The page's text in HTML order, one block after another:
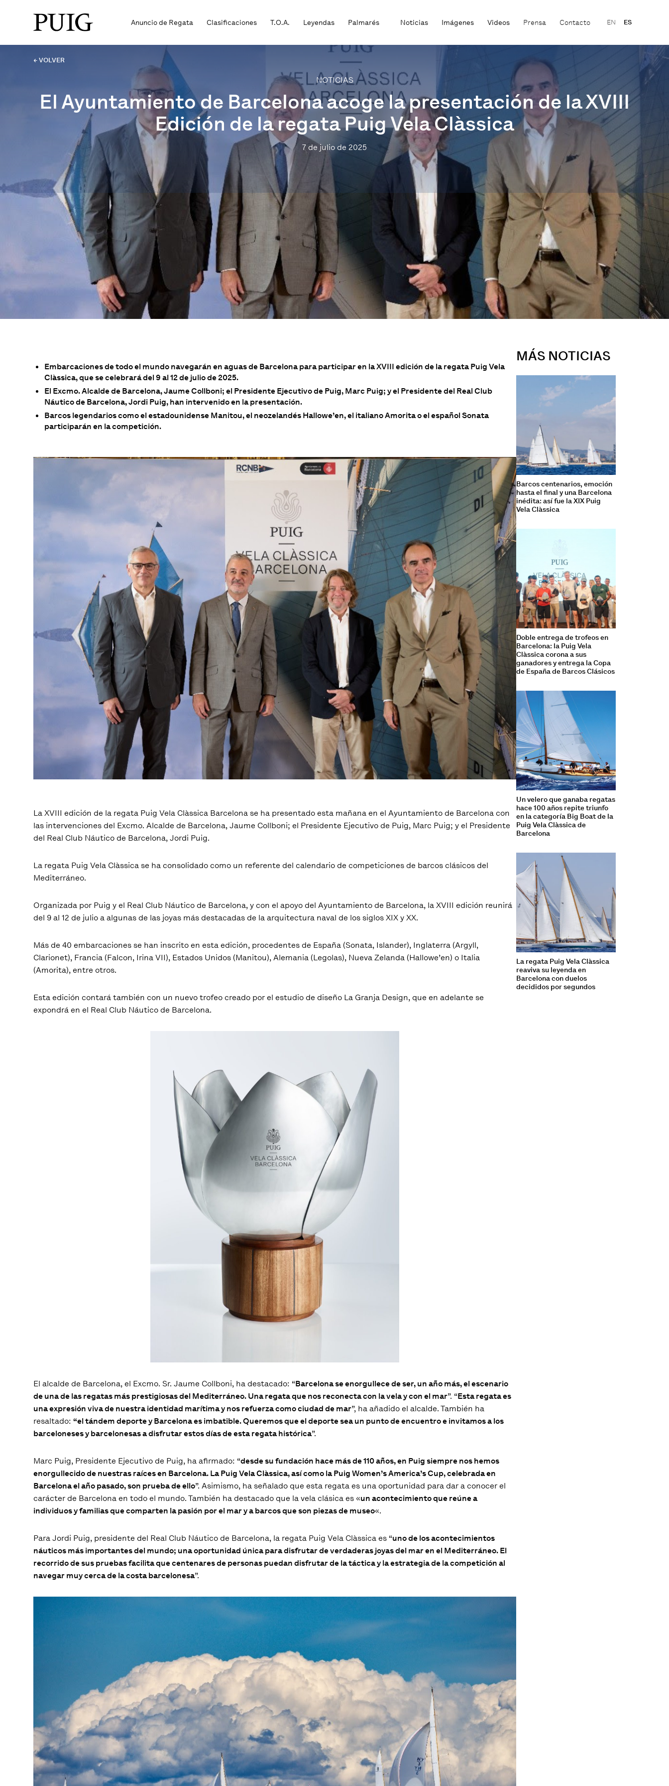
Anuncio de Regata Clasificaciones T.O.A. Leyendas Palmarés Noticias Imágenes Videos Prensa Contacto EN ES
← VOLVER
NOTICIAS
El Ayuntamiento de Barcelona acoge la presentación de la XVIII
Edición de la regata Puig Vela Clàssica
7 de julio de 2025
Embarcaciones de todo el mundo navegarán en aguas de Barcelona para participar en la XVIII edición de la regata Puig Vela
Clàssica, que se celebrará del 9 al 12 de julio de 2025.
El Excmo. Alcalde de Barcelona, Jaume Collboni; el Presidente Ejecutivo de Puig, Marc Puig; y el Presidente del Real Club
Náutico de Barcelona, Jordi Puig, han intervenido en la presentación.
Barcos legendarios como el estadounidense Manitou, el neozelandés Hallowe’en, el italiano Amorita o el español Sonata
participarán en la competición.
La XVIII edición de la regata Puig Vela Clàssica Barcelona se ha presentado esta mañana en el Ayuntamiento de Barcelona con
las intervenciones del Excmo. Alcalde de Barcelona, Jaume Collboni; el Presidente Ejecutivo de Puig, Marc Puig; y el Presidente
del Real Club Náutico de Barcelona, Jordi Puig.
La regata Puig Vela Clàssica se ha consolidado como un referente del calendario de competiciones de barcos clásicos del
Mediterráneo.
Organizada por Puig y el Real Club Náutico de Barcelona, y con el apoyo del Ayuntamiento de Barcelona, la XVIII edición reunirá
del 9 al 12 de julio a algunas de las joyas más destacadas de la arquitectura naval de los siglos XIX y XX.
Más de 40 embarcaciones se han inscrito en esta edición, procedentes de España (Sonata, Islander), Inglaterra (Argyll,
Clarionet), Francia (Falcon, Irina VII), Estados Unidos (Manitou), Alemania (Legolas), Nueva Zelanda (Hallowe’en) o Italia
(Amorita), entre otros.
Esta edición contará también con un nuevo trofeo creado por el estudio de diseño La Granja Design, que en adelante se
expondrá en el Real Club Náutico de Barcelona.
El alcalde de Barcelona, el Excmo. Sr. Jaume Collboni, ha destacado: “Barcelona se enorgullece de ser, un año más, el escenario
de una de las regatas más prestigiosas del Mediterráneo. Una regata que nos reconecta con la vela y con el mar”. “Esta regata es
una expresión viva de nuestra identidad marítima y nos refuerza como ciudad de mar”, ha añadido el alcalde. También ha
resaltado:“el tándem deporte y Barcelona es imbatible. Queremos que el deporte sea un punto de encuentro e invitamos a los
barceloneses y barcelonesas a disfrutar estos días de esta regata histórica”.
Marc Puig, Presidente Ejecutivo de Puig, ha afirmado: “desde su fundación hace más de 110 años, en Puig siempre nos hemos
enorgullecido de nuestras raíces en Barcelona. La Puig Vela Clàssica, así como la Puig Women’s America’s Cup, celebrada en
Barcelona el año pasado, son prueba de ello”. Asimismo, ha señalado que esta regata es una oportunidad para dar a conocer el
carácter de Barcelona en todo el mundo. También ha destacado que la vela clásica es «un acontecimiento que reúne a
individuos y familias que comparten la pasión por el mar y a barcos que son piezas de museo«.
Para Jordi Puig, presidente del Real Club Náutico de Barcelona, la regata Puig Vela Clàssica es “uno de los acontecimientos
náuticos más importantes del mundo; una oportunidad única para disfrutar de verdaderas joyas del mar en el Mediterráneo. El
recorrido de sus pruebas facilita que centenares de personas puedan disfrutar de la táctica y la estrategia de la competición al
navegar muy cerca de la costa barcelonesa”.
MÁS NOTICIAS
Barcos centenarios, emoción
hasta el final y una Barcelona
inédita: así fue la XIX Puig
Vela Clàssica
Doble entrega de trofeos en
Barcelona: la Puig Vela
Clàssica corona a sus
ganadores y entrega la Copa
de España de Barcos Clásicos
Un velero que ganaba regatas
hace 100 años repite triunfo
en la categoría Big Boat de la
Puig Vela Clàssica de
Barcelona
La regata Puig Vela Clàssica
reaviva su leyenda en
Barcelona con duelos
decididos por segundos